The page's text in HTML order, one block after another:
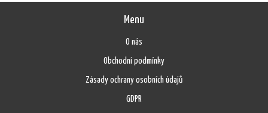
Menu
O nás
Obchodní podmínky
Zásady ochrany osobních údajů
GDPR